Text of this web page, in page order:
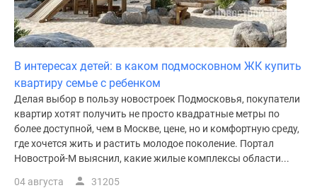
В интересах детей: в каком подмосковном ЖК купить
квартиру семье с ребенком
Делая выбор в пользу новостроек Подмосковья, покупатели
квартир хотят получить не просто квадратные метры по
более доступной, чем в Москве, цене, но и комфортную среду,
где хочется жить и растить молодое поколение. Портал
Новострой-М выяснил, какие жилые комплексы области...
04 августа 31205